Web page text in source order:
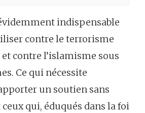
indispensable
contre le terrorisme
contre l’islamisme sous
Ce qui nécessite
un soutien sans
qui, éduqués dans la foi